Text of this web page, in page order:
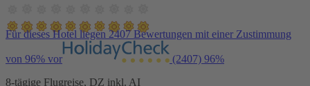
Für dieses Hotel liegen 2407 Bewertungen mit einer Zustimmung
von 96% vor (2407) 96%
8-tägige Flugreise, DZ inkl. AI